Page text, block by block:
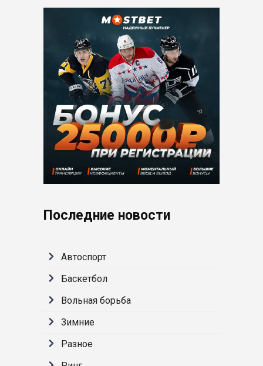
Последние новости
Автоспорт
Баскетбол
Вольная борьба
Зимние
Разное